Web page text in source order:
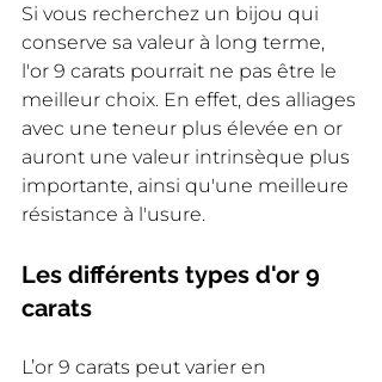
Si vous recherchez un bijou qui
conserve sa valeur à long terme,
l'or 9 carats pourrait ne pas être le
meilleur choix. En effet, des alliages
avec une teneur plus élevée en or
auront une valeur intrinsèque plus
importante, ainsi qu'une meilleure
résistance à l'usure.
Les différents types d'or 9
carats
L’or 9 carats peut varier en